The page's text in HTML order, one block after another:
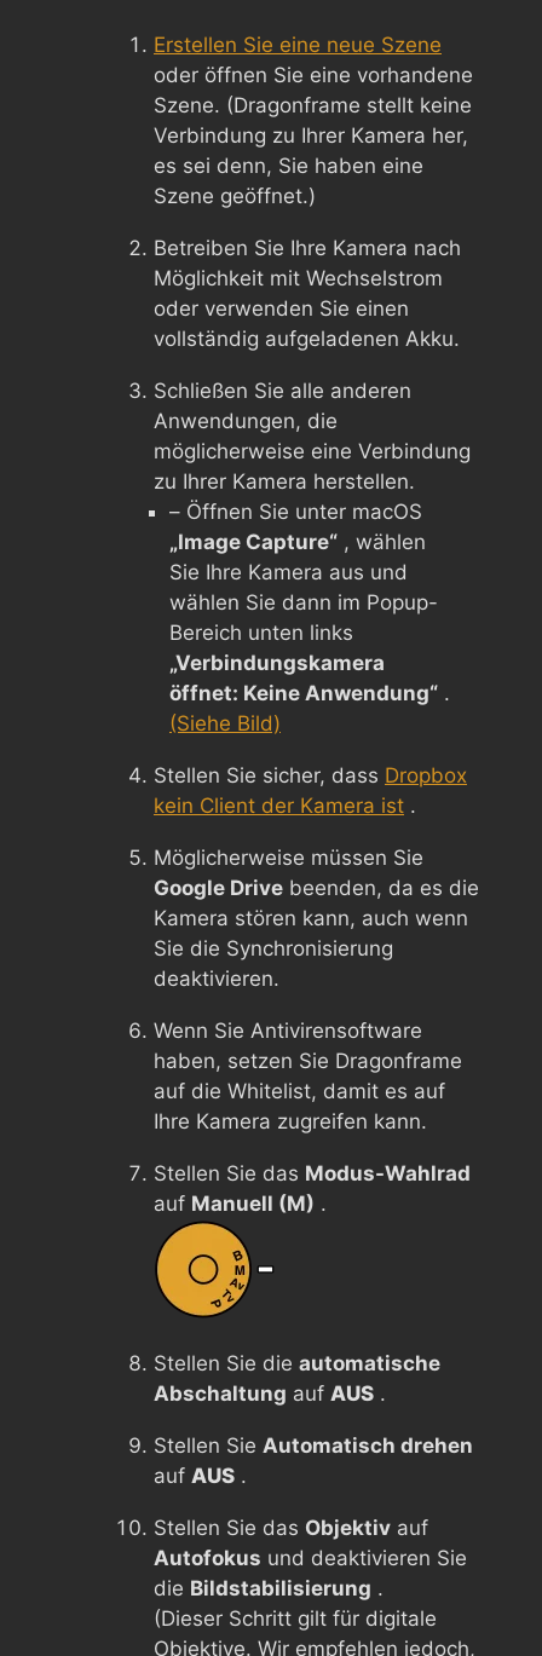
Erstellen Sie eine neue Szene
oder öffnen Sie eine vorhandene
Szene. (Dragonframe stellt keine
Verbindung zu Ihrer Kamera her,
es sei denn, Sie haben eine
Szene geöffnet.)
Betreiben Sie Ihre Kamera nach
Möglichkeit mit Wechselstrom
oder verwenden Sie einen
vollständig aufgeladenen Akku.
Schließen Sie alle anderen
Anwendungen, die
möglicherweise eine Verbindung
zu Ihrer Kamera herstellen.
– Öffnen Sie unter macOS
„Image Capture“ , wählen
Sie Ihre Kamera aus und
wählen Sie dann im Popup-
Bereich unten links
„Verbindungskamera
öffnet: Keine Anwendung“ .
(Siehe Bild)
Stellen Sie sicher, dass Dropbox
kein Client der Kamera ist .
Möglicherweise müssen Sie
Google Drive beenden, da es die
Kamera stören kann, auch wenn
Sie die Synchronisierung
deaktivieren.
Wenn Sie Antivirensoftware
haben, setzen Sie Dragonframe
auf die Whitelist, damit es auf
Ihre Kamera zugreifen kann.
Stellen Sie das Modus-Wahlrad
auf Manuell (M) .
Stellen Sie die automatische
Abschaltung auf AUS .
Stellen Sie Automatisch drehen
auf AUS .
Stellen Sie das Objektiv auf
Autofokus und deaktivieren Sie
die Bildstabilisierung .
(Dieser Schritt gilt für digitale
Objektive. Wir empfehlen jedoch,